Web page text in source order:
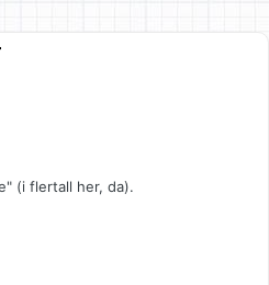
(i flertall her, da).